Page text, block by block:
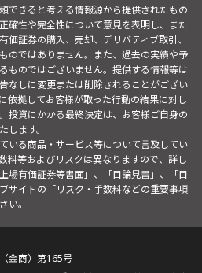
できると考える情報源から提供されたもの
確性や完全性について意見を表明し、また
証券の購入、売却、デリバティブ取引、
のではありません。また、過去の実績や予
ものではございません。提供する情報等は
なしに変更または削除されることがござい
依拠してお客様が取った行動の結果に対し
投資にかかる最終決定は、お客様ご自身の
します。
いる商品・サービス等について言及してい
料等およびリスクは異なりますので、詳し
場有価証券等書面」、「目論見書」、「目
サイトの「リスク・手数料などの重要事項
い。
金商）第165号